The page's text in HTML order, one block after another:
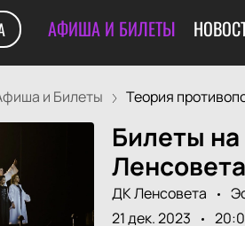
АФИША И БИЛЕТЫ
и Билеты Теория
Билеты
Ленсовета
ДК Ленсовета
21 дек. 2023